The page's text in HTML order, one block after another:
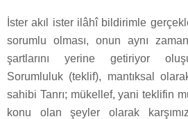
İster akıl ister ilâhî bildirimle
sorumlu olması, onun aynı
şartlarını yerine getiriyor
Sorumluluk (teklif), mantıksal
sahibi Tanrı; mükellef, yani teklifin
konu olan şeyler olarak